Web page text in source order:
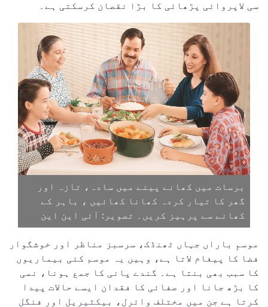
سی لاپروائی پڑھائی کا بڑا نقصان کرسکتی ہے۔
برسات میں کھانے پینے میں سادہ، تازہ اور
گھر کا تیار کردہ کھانا کھائیں ، باہر کے
کھانے سے پرہیز کریں۔ تصویر: آئی این این
موسمِ باراں جہاں ٹھنڈک، سرسبز مناظر اور خوشگوار
فضا کا پیغام لاتا ہے، وہیں یہ موسم کئی بیماریوں
کا سبب بھی بنتا ہے۔ گندے پانی کا جمع ہونا، نمی
کا بڑھ جانا اور صفائی کا فقدان ایسے حالات پیدا
کرتا ہے جن میں مختلف وائرل، بیکٹیریل اور فنگل